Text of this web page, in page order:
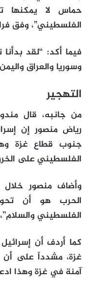
حماس لا يمكنها
الفلسطيني”، وفق
فيما أكد: “لقد
وسوريا والعراق
التهجير
من جانبه، قال
رياض منصور إن
جنوب قطاع غزة
الفلسطيني على
وأضاف منصور
الحرب هو أن
الفلسطيني
كما أردف أن
غزة، مشدداً على
آمنة في غزة وهذا